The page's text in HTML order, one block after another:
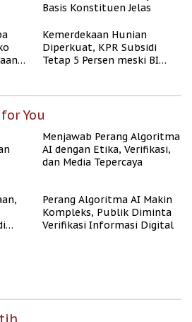
Basis Konstituen Jelas
Kemerdekaan Hunian
Diperkuat, KPR Subsidi
Tetap 5 Persen meski BI
You
Menjawab Perang Algoritma
AI dengan Etika, Verifikasi,
dan Media Tepercaya
Perang Algoritma AI Makin
Kompleks, Publik Diminta
Verifikasi Informasi Digital